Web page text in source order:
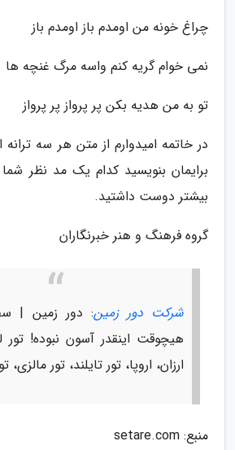
چراغ خونه من اومدم باز اومدم باز
نمی خوام گریه کنم واسه مرگ غنچه ها
تو به من هدیه بکن پر پرواز پر پرواز
در خاتمه امیدوارم از متن هر سه ترانه
برایمان بنویسید کدام یک مد نظر شما
بیشتر دوست داشتید.
گروه فرهنگ و هنر خبرنگاران
شرکت دور زمین: دور زمین |
هیچوقت اینقدر آسون نبوده!
ارزان، اروپا، تور تایلند، تور مالزی،
منبع: setare.com